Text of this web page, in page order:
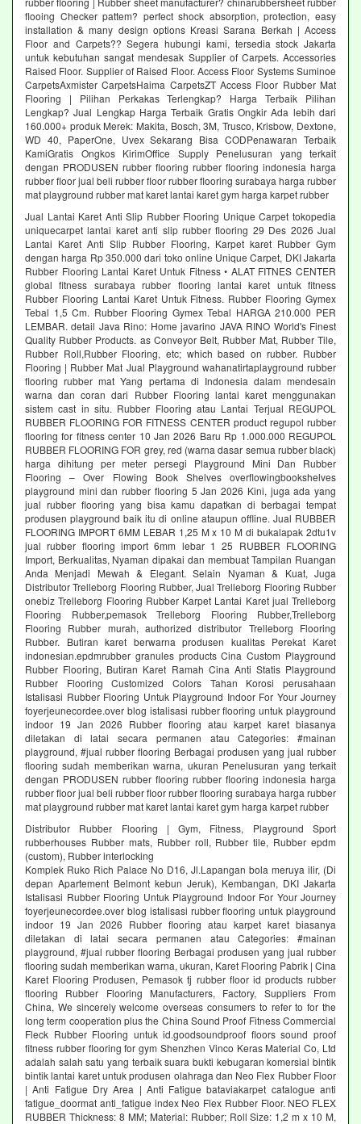
flooing Checker pattem? perfect shock absorption, protection, easy
installation & many design options Kreasi Sarana Berkah | Access
Floor and Carpets?? Segera hubungi kami, tersedia stock Jakarta
untuk kebutuhan sangat mendesak Supplier of Carpets. Accessories
Raised Floor. Supplier of Raised Floor. Access Floor Systems Suminoe
CarpetsAxmister CarpetsHaima CarpetsZT Access Floor Rubber Mat
Flooring | Pilihan Perkakas Terlengkap? Harga Terbaik Pilihan
Lengkap? Jual Lengkap Harga Terbaik Gratis Ongkir Ada lebih dari
160.000+ produk Merek: Makita, Bosch, 3M, Trusco, Krisbow, Dextone,
WD 40, PaperOne, Uvex Sekarang Bisa CODPenawaran Terbaik
KamiGratis Ongkos KirimOffice Supply Penelusuran yang terkait
dengan PRODUSEN rubber flooring rubber flooring indonesia harga
rubber floor jual beli rubber floor rubber flooring surabaya harga rubber
mat playground rubber mat karet lantai karet gym harga karpet rubber
Jual Lantai Karet Anti Slip Rubber Flooring Unique Carpet tokopedia
uniquecarpet lantai karet anti slip rubber flooring 29 Des 2026 Jual
Lantai Karet Anti Slip Rubber Flooring, Karpet karet Rubber Gym
dengan harga Rp 350.000 dari toko online Unique Carpet, DKI Jakarta
Rubber Flooring Lantai Karet Untuk Fitness • ALAT FITNES CENTER
global fitness surabaya rubber flooring lantai karet untuk fitness
Rubber Flooring Lantai Karet Untuk Fitness. Rubber Flooring Gymex
Tebal 1,5 Cm. Rubber Flooring Gymex Tebal HARGA 210.000 PER
LEMBAR. detail Java Rino: Home javarino JAVA RINO World's Finest
Quality Rubber Products. as Conveyor Belt, Rubber Mat, Rubber Tile,
Rubber Roll,Rubber Flooring, etc; which based on rubber. Rubber
Flooring | Rubber Mat Jual Playground wahanatirtaplayground rubber
flooring rubber mat Yang pertama di Indonesia dalam mendesain
warna dan coran dari Rubber Flooring lantai karet menggunakan
sistem cast in situ. Rubber Flooring atau Lantai Terjual REGUPOL
RUBBER FLOORING FOR FITNESS CENTER product regupol rubber
flooring for fitness center 10 Jan 2026 Baru Rp 1.000.000 REGUPOL
RUBBER FLOORING FOR grey, red (warna dasar semua rubber black)
harga dihitung per meter persegi Playground Mini Dan Rubber
Flooring – Over Flowing Book Shelves overflowingbookshelves
playground mini dan rubber flooring 5 Jan 2026 Kini, juga ada yang
jual rubber flooring yang bisa kamu dapatkan di berbagai tempat
produsen playground baik itu di online ataupun offline. Jual RUBBER
FLOORING IMPORT 6MM LEBAR 1,25 M x 10 M di bukalapak 2dtu1v
jual rubber flooring import 6mm lebar 1 25 RUBBER FLOORING
Import, Berkualitas, Nyaman dipakai dan membuat Tampilan Ruangan
Anda Menjadi Mewah & Elegant. Selain Nyaman & Kuat, Juga
Distributor Trelleborg Flooring Rubber, Jual Trelleborg Flooring Rubber
onebiz Trelleborg Flooring Rubber Karpet Lantai Karet jual Trelleborg
Flooring Rubber,pemasok Trelleborg Flooring Rubber,Trelleborg
Flooring Rubber murah, authorized distributor Trelleborg Flooring
Rubber. Butiran karet berwarna produsen kualitas Perekat Karet
indonesian.epdmrubber granules products Cina Custom Playground
Rubber Flooring, Butiran Karet Ramah Cina Anti Statis Playground
Rubber Flooring Customized Colors Tahan Korosi perusahaan
Istalisasi Rubber Flooring Untuk Playground Indoor For Your Journey
foyerjeunecordee.over blog istalisasi rubber flooring untuk playground
indoor 19 Jan 2026 Rubber flooring atau karpet karet biasanya
diletakan di latai secara permanen atau Categories: #mainan
playground, #jual rubber flooring Berbagai produsen yang jual rubber
flooring sudah memberikan warna, ukuran Penelusuran yang terkait
dengan PRODUSEN rubber flooring rubber flooring indonesia harga
rubber floor jual beli rubber floor rubber flooring surabaya harga rubber
mat playground rubber mat karet lantai karet gym harga karpet rubber
Distributor Rubber Flooring | Gym, Fitness, Playground Sport
rubberhouses Rubber mats, Rubber roll, Rubber tile, Rubber epdm
(custom), Rubber interlocking
Komplek Ruko Rich Palace No D16, Jl.Lapangan bola meruya ilir, (Di
depan Apartement Belmont kebun Jeruk), Kembangan, DKI Jakarta
Istalisasi Rubber Flooring Untuk Playground Indoor For Your Journey
foyerjeunecordee.over blog istalisasi rubber flooring untuk playground
indoor 19 Jan 2026 Rubber flooring atau karpet karet biasanya
diletakan di latai secara permanen atau Categories: #mainan
playground, #jual rubber flooring Berbagai produsen yang jual rubber
flooring sudah memberikan warna, ukuran, Karet Flooring Pabrik | Cina
Karet Flooring Produsen, Pemasok tj rubber floor id products rubber
flooring Rubber Flooring Manufacturers, Factory, Suppliers From
China, We sincerely welcome overseas consumers to refer to for the
long term cooperation plus the China Sound Proof Fitness Commercial
Fleck Rubber Flooring untuk id.goodsoundproof floors sound proof
fitness rubber flooring for gym Shenzhen Vinco Keras Material Co, Ltd
adalah salah satu yang terbaik suara bukti kebugaran komersial bintik
bintik lantai karet untuk produsen olahraga dan Neo Flex Rubber Floor
| Anti Fatigue Dry Area | Anti Fatigue bataviakarpet catalogue anti
fatigue_doormat anti_fatigue index Neo Flex Rubber Floor. NEO FLEX
RUBBER Thickness: 8 MM; Material: Rubber; Roll Size: 1,2 m x 10 M,